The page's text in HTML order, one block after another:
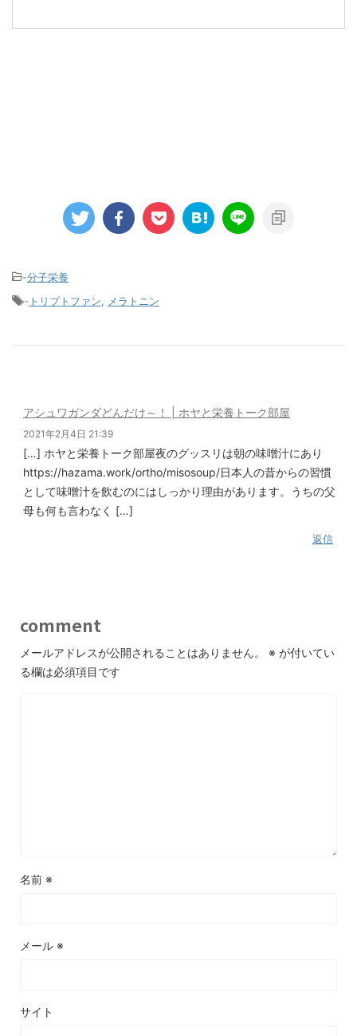
-分子栄養
- トリプトファン メラトニン
アシュワガンダどんだけ～！ | ホヤと栄養トーク部屋
2021年2月4日 21:39
[…] ホヤと栄養トーク部屋夜のグッスリは朝の味噌汁にあり
https://hazama.work/ortho/misosoup/日本人の昔からの習慣
として味噌汁を飲むのにはしっかり理由があります。うちの父
母も何も言わなく […]
返信
comment
メールアドレスが公開されることはありません。 ※ が付いてい
る欄は必須項目です
名前 ※
メール ※
サイト